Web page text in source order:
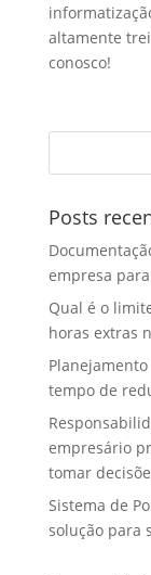
altamente
conosco!
Posts
empresa
Qual é o
horas extras
tempo de
empresário
tomar
Sistema de
solução para